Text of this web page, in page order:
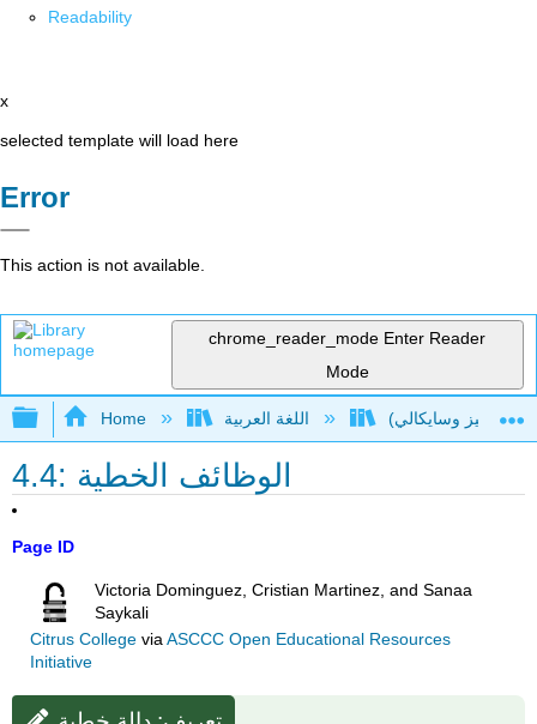
Readability
x
selected template will load here
Error
This action is not available.
chrome_reader_mode Enter Reader
Mode
Expand/collapse global hierarchy
Home
4.4: الوظائف الخطية
Page ID
Victoria Dominguez, Cristian Martinez, and Sanaa
Saykali
Citrus Collegevia ASCCC Open Educational Resources
Initiative